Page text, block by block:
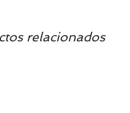
relacionados